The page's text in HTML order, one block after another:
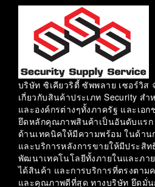
บริษัท ซิเคียวริตี้ ซัพพลาย เซอร์วิส
เกี่ยวกับสินค้าประเภท Security ส
และองค์กรต่างๆทั้งภาครัฐ และเอ
ยึดหลักคุณภาพสินค้าเป็นอันดับแร
ด้านเทคนิคให้มีความพร้อม ในด้าน
และบริการหลังการขายให้มีประสิ
พัฒนาเทคโนโลยีทั้งภายในและภาย
ได้สินค้า และการบริการที่ตรงตาม
และคุณภาพดีที่สุด ทางบริษัท ยึดมั่